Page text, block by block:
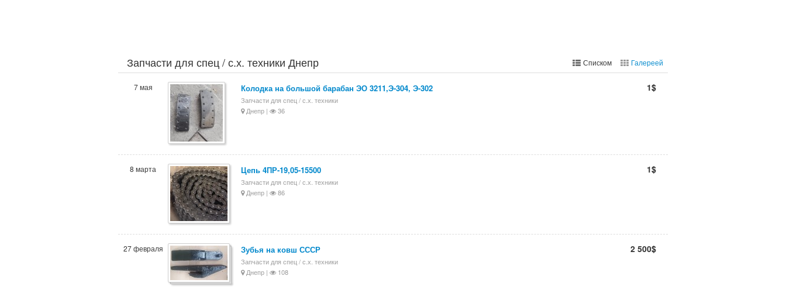
Запчасти для спец / с.х. техники Днепр Списком Галереей
7 мая Колодка на большой барабан ЭО 3211,Э-304, Э-302
Запчасти для спец / с.х. техники
Днепр |
36
1$
8 марта Цепь 4ПР-19,05-15500
Запчасти для спец / с.х. техники
Днепр |
86
1$
27 февраля Зубья на ковш СССР
Запчасти для спец / с.х. техники
Днепр |
108
2 500$